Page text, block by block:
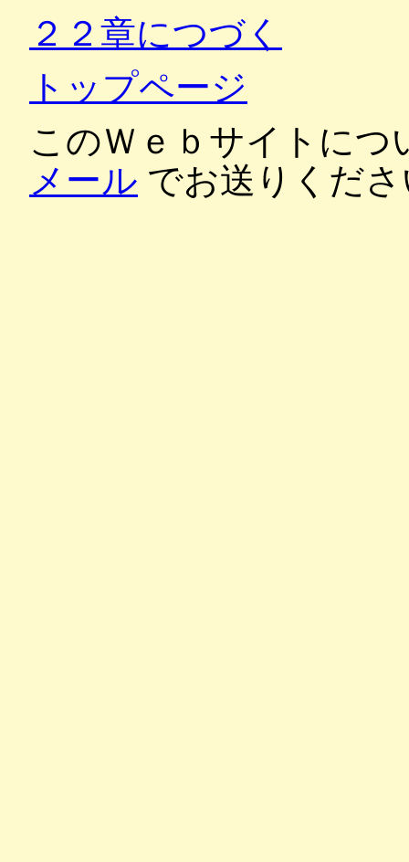
２２章につづく
トップページ
このＷｅｂサイトにつ
メール でお送りくだ